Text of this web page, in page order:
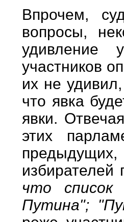
Впрочем,
вопросы,
удивление
участников
их не
что явка
явки.
этих
предыдущих,
что
Путина";